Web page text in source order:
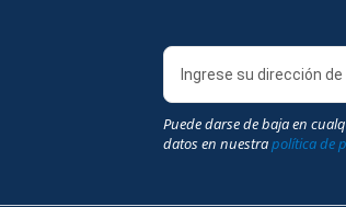
Puede darse de baja en
datos en nuestrapolítica de